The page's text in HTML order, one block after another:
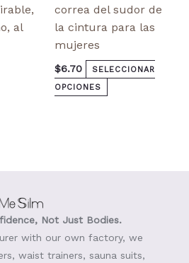
al
correa del sudor de
la cintura para las
mujeres
$6.70
SELECCIONAR
OPCIONES
Not Just Bodies.
with our own factory, we
waist trainers, sauna suits,